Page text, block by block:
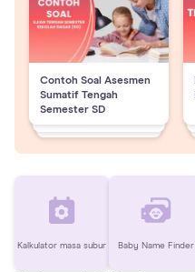
Contoh Soal Asesmen
Sumatif Tengah
Semester SD
Kalkulator masa subur Baby Name Finder